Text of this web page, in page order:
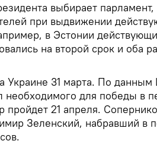
выбирает
при выдвижении
в Эстонии
на второй срок и оба
Украине 31 марта. По
необходимого для победы в
пройдет 21 апреля.
Зеленский, набравший в